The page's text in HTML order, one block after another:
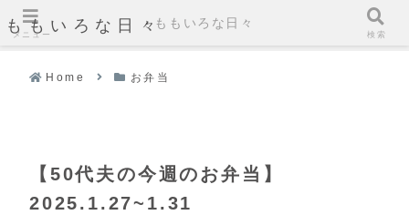
ももいろな日々
Home お弁当
【50代夫の今週のお弁当】
2025.1.27~1.31
メニュー
ももいろな日々
検索